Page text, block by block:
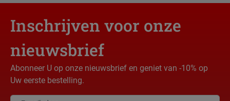
Inschrijven voor onze
nieuwsbrief
Abonneer U op onze nieuwsbrief en geniet van -10% op
Uw eerste bestelling.